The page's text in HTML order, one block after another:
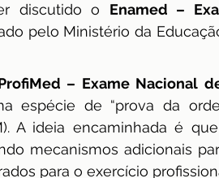
avaliação Avaliação
discutido o Enamed –
pelo Ministério da
– Exame Nacional
espécie de “prova da
A ideia encaminhada é
mecanismos adicionais
para o exercício